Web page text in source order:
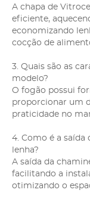
A chapa de
eficiente,
economizando
cocção de
3. Quais são as
modelo?
O fogão possui
proporcionar um
praticidade no
4. Como é a
lenha?
A saída da
facilitando a
otimizando o